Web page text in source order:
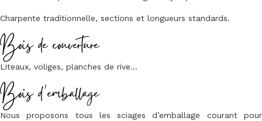
Charpente traditionnelle, sections et longueurs standards.
Bois de couverture
Liteaux, voliges, planches de rive…
Bois d’emballage
Nous proposons tous les sciages d’emballage courant pour